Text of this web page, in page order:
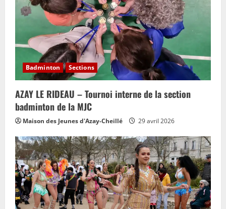
Badminton Sections
AZAY LE RIDEAU – Tournoi interne de la section
badminton de la MJC
Maison des Jeunes d'Azay-Cheillé 29 avril 2026